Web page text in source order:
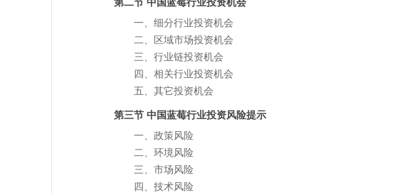
一、细分行业投资机会
二、区域市场投资机会
三、行业链投资机会
四、相关行业投资机会
五、其它投资机会
第三节 中国蓝莓行业投资风险提示
一、政策风险
二、环境风险
三、市场风险
四、技术风险